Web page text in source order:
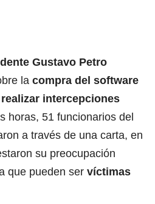
Gustavo Petro
la compra del software
intercepciones
horas, 51 funcionarios del
a través de una carta, en
su preocupación
que pueden ser víctimas